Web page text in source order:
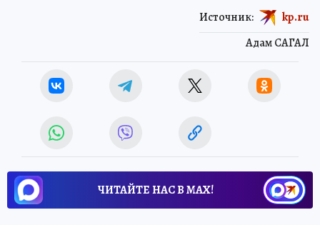
Адам САГАЛ
Источник: kp.ru
ЧИТАЙТЕ НАС В МАХ!